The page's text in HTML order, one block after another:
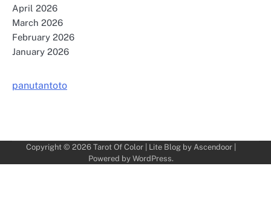
April 2026
March 2026
February 2026
January 2026
panutantoto
Copyright © 2026 Tarot Of Color| Lite Blog by Ascendoor|
Powered by WordPress.